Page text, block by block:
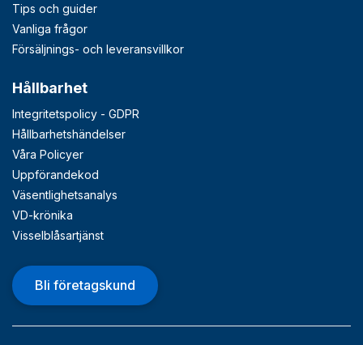
Tips och guider
Vanliga frågor
Försäljnings- och leveransvillkor
Hållbarhet
Integritetspolicy - GDPR
Hållbarhetshändelser
Våra Policyer
Uppförandekod
Väsentlighetsanalys
VD-krönika
Visselblåsartjänst
Bli företagskund